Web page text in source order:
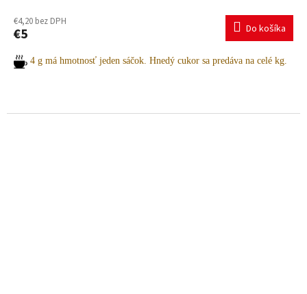
€4,20 bez DPH
€5 Do košíka
4 g má hmotnosť jeden sáčok. Hnedý cukor sa predáva na celé kg.
Potrebujete pomoc s výberom? Radi vám poradíme.